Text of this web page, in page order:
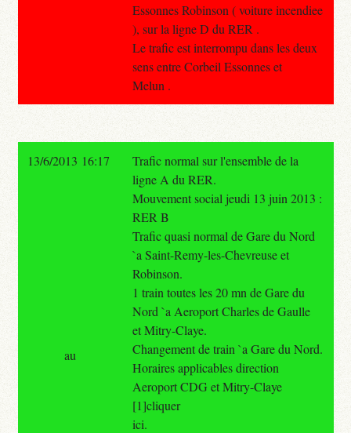
Essonnes Robinson ( voiture incendiee
), sur la ligne D du RER .
Le trafic est interrompu dans les deux
sens entre Corbeil Essonnes et
Melun .
13/6/2013 16:17
Trafic normal sur l'ensemble de la
ligne A du RER.
Mouvement social jeudi 13 juin 2013 :
RER B
Trafic quasi normal de Gare du Nord
`a Saint-Remy-les-Chevreuse et
Robinson.
1 train toutes les 20 mn de Gare du
Nord `a Aeroport Charles de Gaulle
et Mitry-Claye.
Changement de train `a Gare du Nord.
Horaires applicables direction
Aeroport CDG et Mitry-Claye
[1]cliquer
ici.
au